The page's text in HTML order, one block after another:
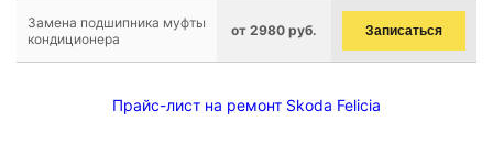
Замена подшипника муфты
кондиционера
от 2980 руб. Записаться
Прайс-лист на ремонт Skoda Felicia